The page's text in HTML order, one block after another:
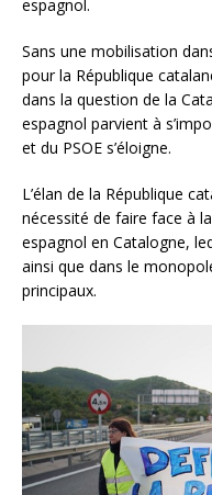
espagnol.
Sans une mobilisation
pour la République
dans la question de la
espagnol parvient à
et du PSOE s’éloigne.
L’élan de la République
nécessité de faire face à
espagnol en Catalogne,
ainsi que dans le
principaux.